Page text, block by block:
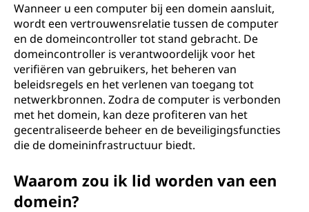
Wanneer u een computer bij een domein aansluit,
wordt een vertrouwensrelatie tussen de computer
en de domeincontroller tot stand gebracht. De
domeincontroller is verantwoordelijk voor het
verifiëren van gebruikers, het beheren van
beleidsregels en het verlenen van toegang tot
netwerkbronnen. Zodra de computer is verbonden
met het domein, kan deze profiteren van het
gecentraliseerde beheer en de beveiligingsfuncties
die de domeininfrastructuur biedt.
Waarom zou ik lid worden van een
domein?